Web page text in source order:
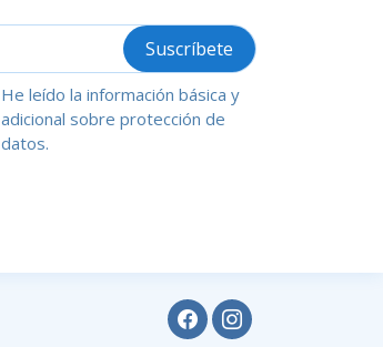
He leído la información básica y
adicional sobre protección de
datos.